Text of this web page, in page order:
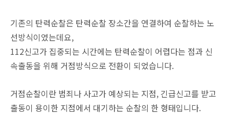
기존의 탄력순찰은 탄력순찰 장소간을 연결하여 순찰하는 노
선방식이였는데요,
112신고가 집중되는 시간에는 탄력순찰이 어렵다는 점과 신
속출동을 위해 거점방식으로 전환이 되었습니다.
거점순찰이란 범죄나 사고가 예상되는 지점, 긴급신고를 받고
출동이 용이한 지점에서 대기하는 순찰의 한 형태입니다.